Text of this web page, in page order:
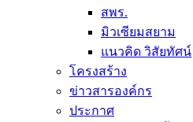
สพร.
มิวเซียมสยาม
แนวคิด วิสัยทัศน์
โครงสร้าง
ข่าวสารองค์กร
ประกาศ